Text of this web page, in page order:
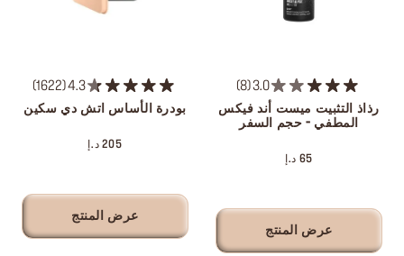
3.0
8
رذاذ التثبيت ميست أند فيكس
المطفي - حجم السفر
65 د.إ
عرض المنتج
4.3
1622
بودرة الأساس اتش دي سكين
205 د.إ
عرض المنتج